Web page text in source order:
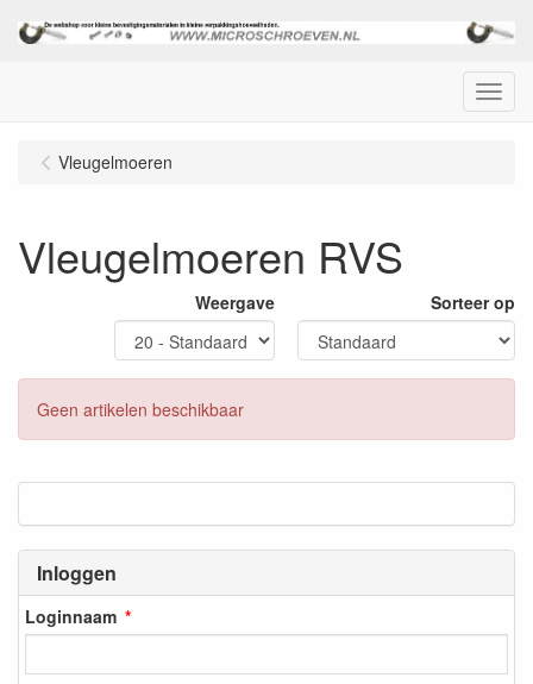
Menu
Inloggen
Loginnaam
Vleugelmoeren
Vleugelmoeren RVS
Weergave Sorteer op
Geen artikelen beschikbaar